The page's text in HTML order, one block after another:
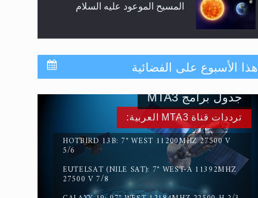
المسيح الموعود عليه السلام
حقيقة المسيح الدجال
القرآن قاضٍ وحكمٌ على السنة
ومهيمنٌ عليها.. ليس العكس
هذا الأسبوع على الفضائية
ترددات قناة MTA3 العربية:
HOTBIRD 13B: 7° WEST 11200MHZ 27500 V
5/6
EUTELSAT (NILE SAT): 7° WEST-A 11392MHZ
27500 V 7/8
جدول برامج MTA3